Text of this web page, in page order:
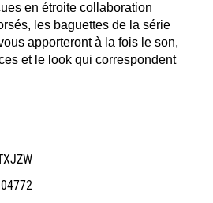
en étroite collaboration
les baguettes de la série
apporteront à la fois le son,
et le look qui correspondent